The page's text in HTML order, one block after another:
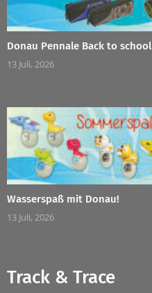
Donau Pennale Back to school
13 Juli, 2026
Wasserspaß mit Donau!
13 Juli, 2026
Track & Trace